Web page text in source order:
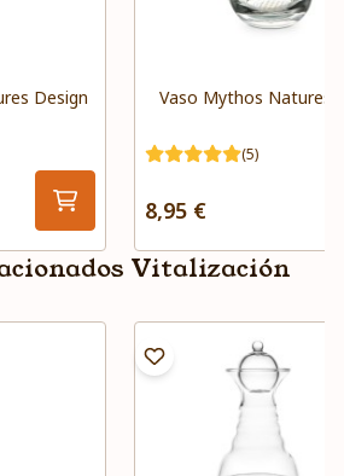
Design Vaso Mythos Natures
(5)
8,95 €
Vitalización